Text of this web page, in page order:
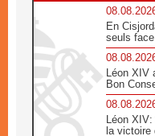
En
seuls
Léon XIV
Bon
Léon
la victoire